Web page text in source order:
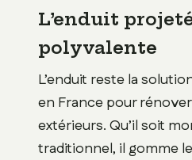
L’enduit
polyvalente
L’enduit reste la
en France pour
extérieurs. Qu’il soit
traditionnel, il gomme